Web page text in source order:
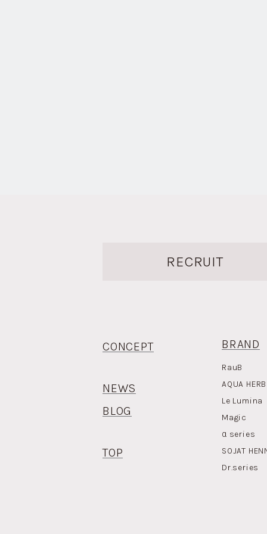
RECRUIT
CONCEPT
NEWS
BLOG
TOP
BRAND
RauB
AQUA
Le Lumina
Magic
α series
SOJAT
Dr.series